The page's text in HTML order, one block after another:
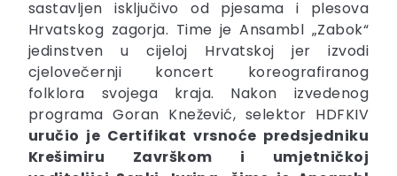
sastavljen isključivo od pjesama i plesova
Hrvatskog zagorja. Time je Ansambl „Zabok“
jedinstven u cijeloj Hrvatskoj jer izvodi
cjelovečernji koncert koreografiranog
folklora svojega kraja. Nakon izvedenog
programa Goran Knežević, selektor HDFKIV
uručio je Certifikat vrsnoće predsjedniku
Krešimiru Završkom i umjetničkoj